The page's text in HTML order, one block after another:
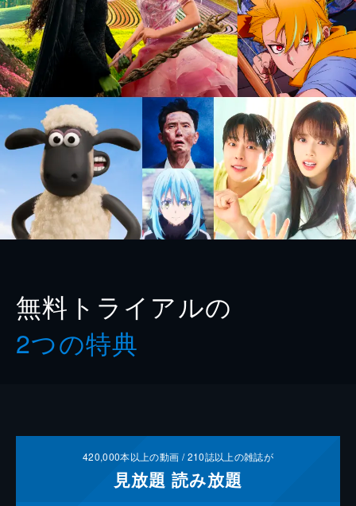
無料トライアルの
2つの特典
420,000本以上の動画 /210誌以上の雑誌が
見放題 読み放題